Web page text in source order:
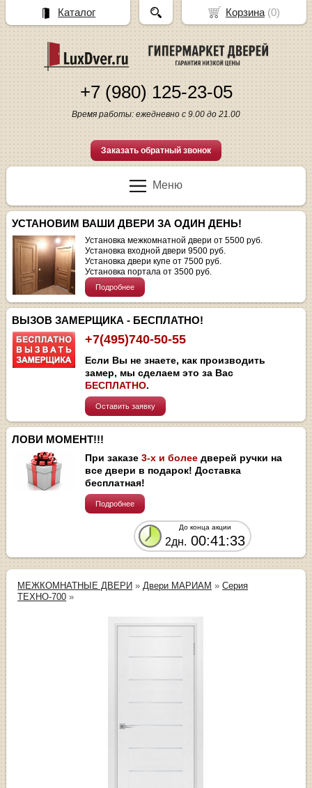
+7 (980) 125-23-05
Время работы: ежедневно с 9.00 до 21.00
Заказать обратный звонок
Меню
УСТАНОВИМ ВАШИ ДВЕРИ ЗА ОДИН ДЕНЬ!
Установка межкомнатной двери от 5500 руб.
Установка входной двери 9500 руб.
Установка двери купе от 7500 руб.
Установка портала от 3500 руб.
Подробнее
ВЫЗОВ ЗАМЕРЩИКА - БЕСПЛАТНО!
+7(495)740-50-55
Если Вы не знаете, как производить
замер, мы сделаем это за Вас
БЕСПЛАТНО.
Оставить заявку
ЛОВИ МОМЕНТ!!!
При заказе3-х и более дверей ручки на
все двери в подарок! Доставка
бесплатная!
Подробнее
До конца акции
2дн. 00:41:33
МЕЖКОМНАТНЫЕ ДВЕРИ » Двери МАРИАМ »Серия
ТЕХНО-700 »
Корзина(0)
Каталог